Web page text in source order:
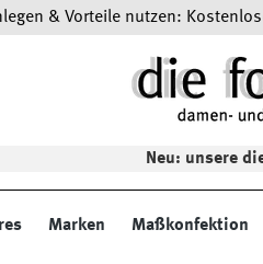
& Vorteile nutzen:
Neu: unsere
Marken Maßkonfektion